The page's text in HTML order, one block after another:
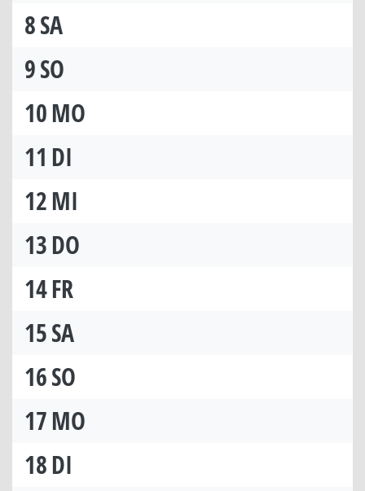
8SA
9SO
10MO
11 DI
12MI
13DO
14FR
15SA
16SO
17MO
18DI